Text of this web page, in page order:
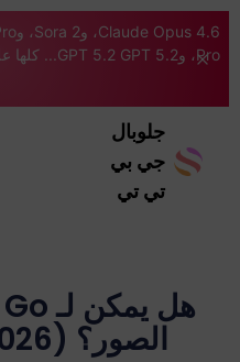
Pro، وGPT 5.2 GPT 5.2... كلها على نظام Pro. 46% OFF
جلوبال
جي بي
تي تي
الصور؟ (2026 إجابة نهائية)